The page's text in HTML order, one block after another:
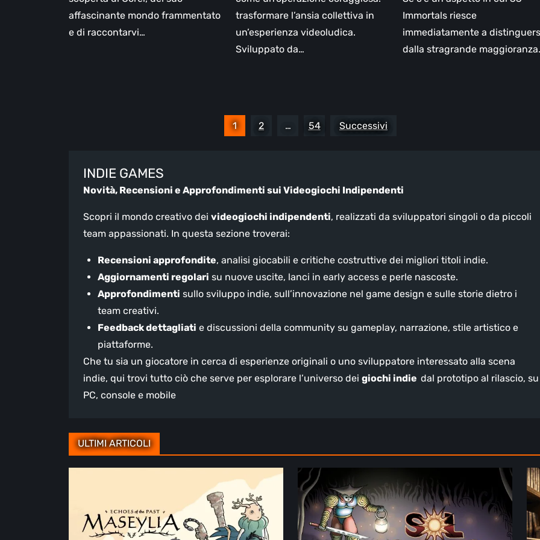
affascinante mondo frammentato
e di raccontarvi…
trasformare l’ansia collettiva in
un’esperienza videoludica.
Sviluppato da…
Immortals riesce
immediatamente a
dalla stragrande
1 2 … 54 Successivi
INDIE GAMES
Novità, Recensioni e Approfondimenti sui Videogiochi Indipendenti
Scopri il mondo creativo dei videogiochi indipendenti, realizzati da sviluppatori singoli o da piccoli
team appassionati. In questa sezione troverai:
Recensioni approfondite, analisi giocabili e critiche costruttive dei migliori titoli indie.
Aggiornamenti regolari su nuove uscite, lanci in early access e perle nascoste.
Approfondimenti sullo sviluppo indie, sull’innovazione nel game design e sulle storie dietro i
team creativi.
Feedback dettagliati e discussioni della community su gameplay, narrazione, stile artistico e
piattaforme.
Che tu sia un giocatore in cerca di esperienze originali o uno sviluppatore interessato alla scena
indie, qui trovi tutto ciò che serve per esplorare l’universo dei giochi indie dal prototipo al rilascio, su
PC, console e mobile
ULTIMI ARTICOLI
Maseylia:
Echoes
Sol
Cesto
–
Recensione:
Il
del